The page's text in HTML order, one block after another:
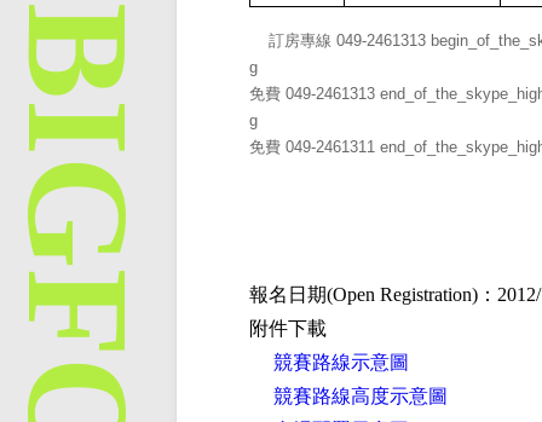
訂房專線 049-2461313
g
免費 049-2461313
g
免費 049-2461311
報名日期(Open Registration)：
附件下載
競賽路線示意圖
競賽路線高度示意圖